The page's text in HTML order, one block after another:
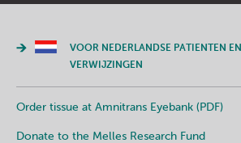
VOOR NEDERLANDSE PATIENTEN EN
VERWIJZINGEN
Order tissue at Amnitrans Eyebank (PDF)
Donate to the Melles Research Fund